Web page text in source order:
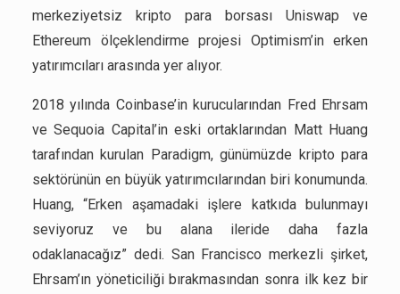
merkeziyetsiz kripto para borsası Uniswap ve
Ethereum ölçeklendirme projesi Optimism’in erken
yatırımcıları arasında yer alıyor.
2018 yılında Coinbase’in kurucularından Fred Ehrsam
ve Sequoia Capital’in eski ortaklarından Matt Huang
tarafından kurulan Paradigm, günümüzde kripto para
sektörünün en büyük yatırımcılarından biri konumunda.
Huang, “Erken aşamadaki işlere katkıda bulunmayı
seviyoruz ve bu alana ileride daha fazla
odaklanacağız” dedi. San Francisco merkezli şirket,
Ehrsam’ın yöneticiliği bırakmasından sonra ilk kez bir